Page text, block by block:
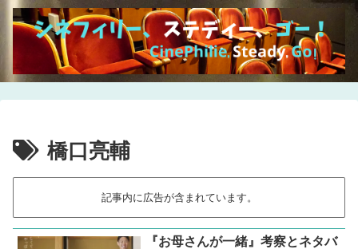
橋口亮輔
記事内に広告が含まれています。
『お母さんが一緒』考察とネタバ